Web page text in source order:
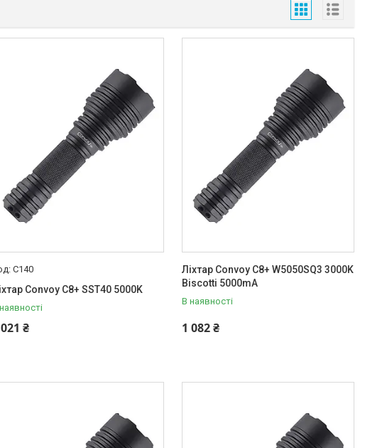
C140
Convoy C8+ SST40 5000K
₴
Ліхтар Convoy C8+ W5050SQ3 3000K
Biscotti 5000mA
В наявності
1 082 ₴